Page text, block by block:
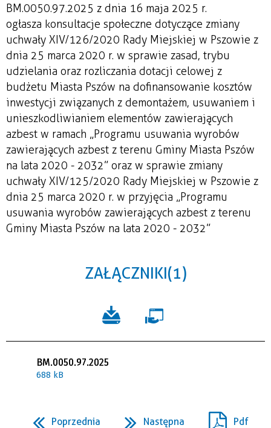
BM.0050.97.2025 z dnia 16 maja 2025 r.
ogłasza konsultacje społeczne dotyczące zmiany
uchwały XIV/126/2020 Rady Miejskiej w Pszowie z
dnia 25 marca 2020 r. w sprawie zasad, trybu
udzielania oraz rozliczania dotacji celowej z
budżetu Miasta Pszów na dofinansowanie kosztów
inwestycji związanych z demontażem, usuwaniem i
unieszkodliwianiem elementów zawierających
azbest w ramach „Programu usuwania wyrobów
zawierających azbest z terenu Gminy Miasta Pszów
na lata 2020 - 2032” oraz w sprawie zmiany
uchwały XIV/125/2020 Rady Miejskiej w Pszowie z
dnia 25 marca 2020 r. w przyjęcia „Programu
usuwania wyrobów zawierających azbest z terenu
Gminy Miasta Pszów na lata 2020 - 2032”
ZAŁĄCZNIKI (1)
BM.0050.97.2025
688 kB
Poprzednia Następna Pdf